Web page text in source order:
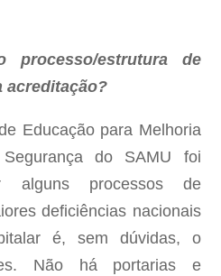
processo/estrutura de
acreditação?
Educação para Melhoria
do SAMU foi
alguns processos de
deficiências nacionais
é, sem dúvidas, o
Não há portarias e